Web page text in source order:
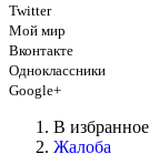
Twitter
Мой мир
Вконтакте
Одноклассники
Google+
В избранное
Жалоба